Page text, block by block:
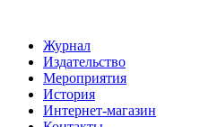
Журнал
Издательство
Мероприятия
История
Интернет-магазин